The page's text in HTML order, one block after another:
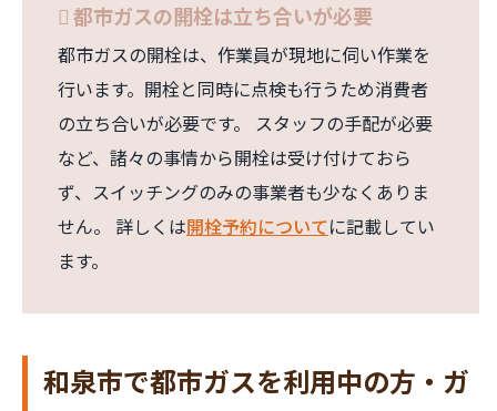
都市ガスの開栓は立ち合いが必要
都市ガスの開栓は、作業員が現地に伺い作業を
行います。開栓と同時に点検も行うため消費者
の立ち合いが必要です。 スタッフの手配が必要
など、諸々の事情から開栓は受け付けておら
ず、スイッチングのみの事業者も少なくありま
せん。 詳しくは開栓予約についてに記載してい
ます。
和泉市で都市ガスを利用中の方・ガ